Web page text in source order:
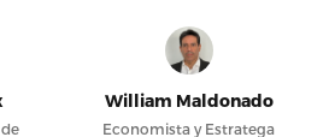
William Maldonado
Economista y Estratega